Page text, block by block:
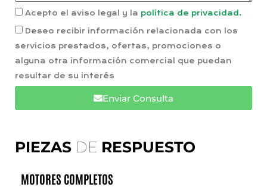
PIEZAS DE RESPUESTO
MOTORES COMPLETOS
Acepto el aviso legal y la política de privacidad.
Deseo recibir información relacionada con los
servicios prestados, ofertas, promociones o
alguna otra información comercial que puedan
resultar de su interés
Enviar Consulta